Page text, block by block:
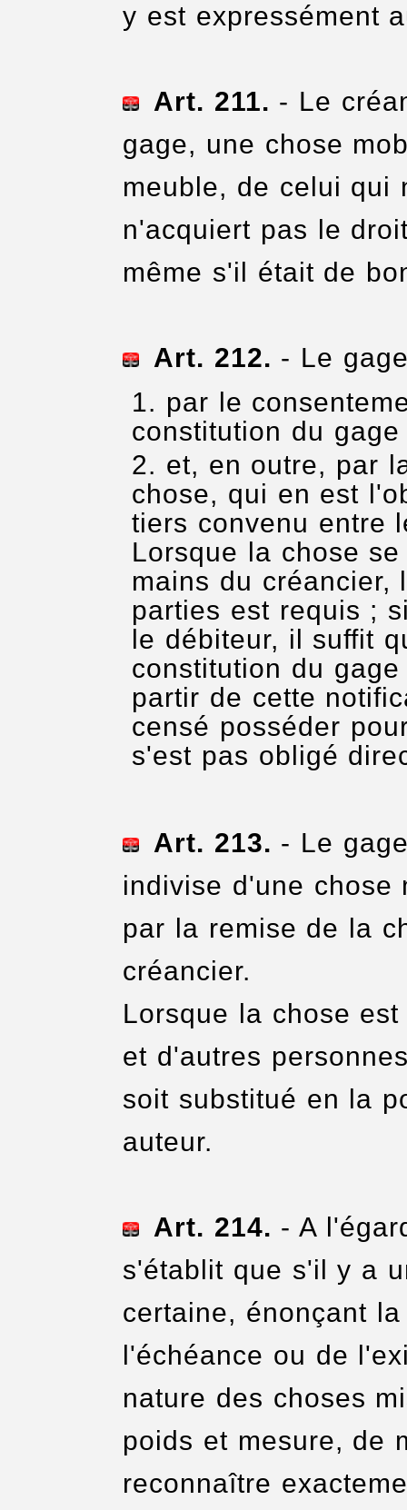
y est expressément
Art. 211. - Le
gage, une chose
meuble, de celui qui
n'acquiert pas le
même s'il était de
Art. 212. - Le
par le
constitution du gage
et, en outre, par
chose, qui en est
tiers convenu entre
Lorsque la chose
mains du créancier,
parties est requis ;
le débiteur, il suffit
constitution du
partir de cette
censé posséder
s'est pas obligé
Art. 213. - Le
indivise d'une chose
par la remise de la
créancier.
Lorsque la chose
et d'autres
soit substitué en la
auteur.
Art. 214. - A
s'établit que s'il y a
certaine, énonçant
l'échéance ou de
nature des choses
poids et mesure, de
reconnaître